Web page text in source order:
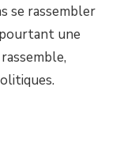
D’INTÉRÊTS
BIEN
AU
!
se rassembler
une